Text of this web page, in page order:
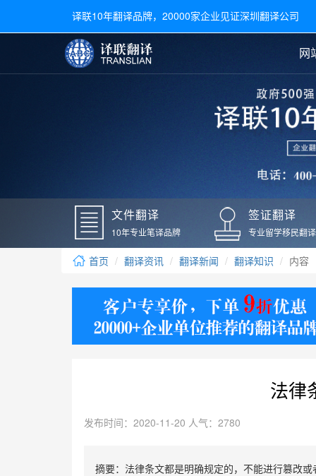
译联10年翻译品牌，20000家企业见证深圳翻译公司
网
文件翻译
广交会翻译
常用语种翻译
日语翻译
德语翻译
毕业证翻译
户口本翻译
学位证翻译
身份证翻译
签
银行
驾
疫苗
核酸
核酸
译
翻译新闻
文件翻译
10年专业笔译品牌
签证翻译
专业留学移民翻译
首页 翻译资讯 翻译新闻 翻译知识 内容
法律
发布时间：2020-11-20 人气：2780
摘要：法律条文都是明确规定的，不能进行篡改